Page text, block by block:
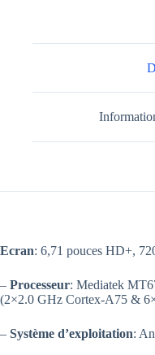
Ecran: 6,71 pouces HD+,
– Processeur: Mediatek
(2×2.0 GHz Cortex-A75 &
– Système d’exploitation: